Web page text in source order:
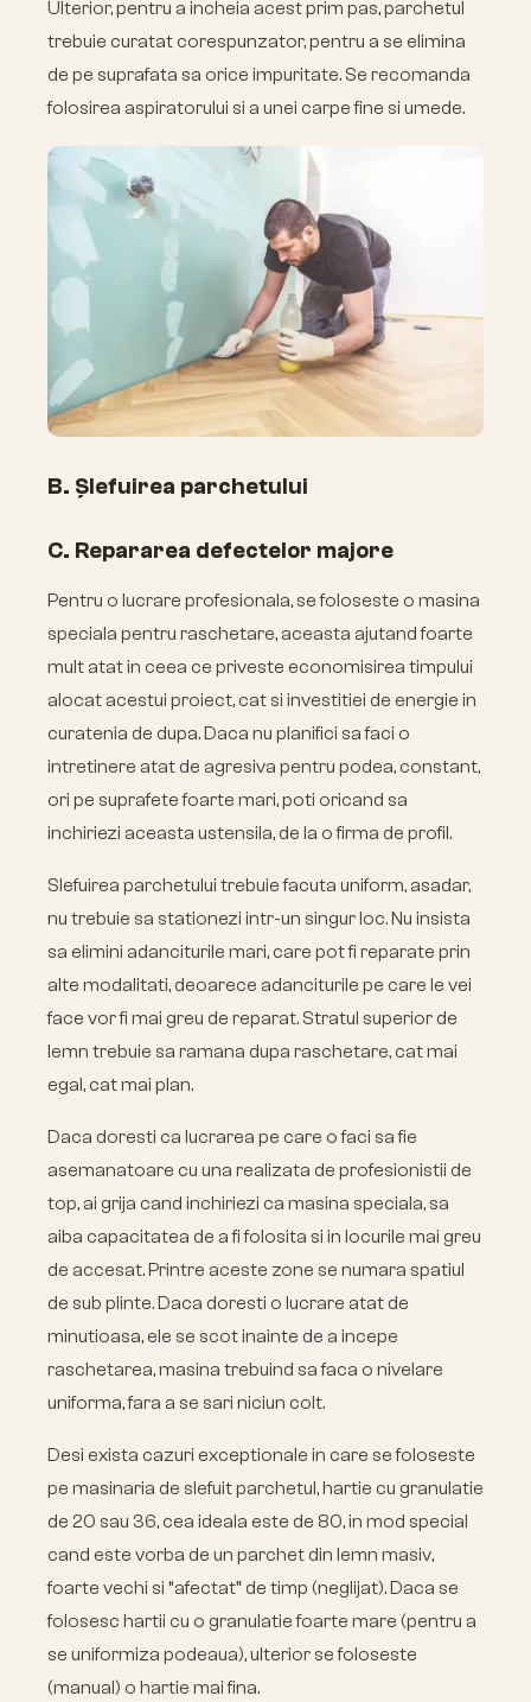
Ulterior, pentru a incheia acest prim pas, parchetul
trebuie curatat corespunzator, pentru a se elimina
de pe suprafata sa orice impuritate. Se recomanda
folosirea aspiratorului si a unei carpe fine si umede.
B. Șlefuirea parchetului
C. Repararea defectelor majore
Pentru o lucrare profesionala, se foloseste o masina
speciala pentru raschetare, aceasta ajutand foarte
mult atat in ceea ce priveste economisirea timpului
alocat acestui proiect, cat si investitiei de energie in
curatenia de dupa. Daca nu planifici sa faci o
intretinere atat de agresiva pentru podea, constant,
ori pe suprafete foarte mari, poti oricand sa
inchiriezi aceasta ustensila, de la o firma de profil.
Slefuirea parchetului trebuie facuta uniform, asadar,
nu trebuie sa stationezi intr-un singur loc. Nu insista
sa elimini adanciturile mari, care pot fi reparate prin
alte modalitati, deoarece adanciturile pe care le vei
face vor fi mai greu de reparat. Stratul superior de
lemn trebuie sa ramana dupa raschetare, cat mai
egal, cat mai plan.
Daca doresti ca lucrarea pe care o faci sa fie
asemanatoare cu una realizata de profesionistii de
top, ai grija cand inchiriezi ca masina speciala, sa
aiba capacitatea de a fi folosita si in locurile mai greu
de accesat. Printre aceste zone se numara spatiul
de sub plinte. Daca doresti o lucrare atat de
minutioasa, ele se scot inainte de a incepe
raschetarea, masina trebuind sa faca o nivelare
uniforma, fara a se sari niciun colt.
Desi exista cazuri exceptionale in care se foloseste
pe masinaria de slefuit parchetul, hartie cu granulatie
de 20 sau 36, cea ideala este de 80, in mod special
cand este vorba de un parchet din lemn masiv,
foarte vechi si “afectat” de timp (neglijat). Daca se
folosesc hartii cu o granulatie foarte mare (pentru a
se uniformiza podeaua), ulterior se foloseste
(manual) o hartie mai fina.